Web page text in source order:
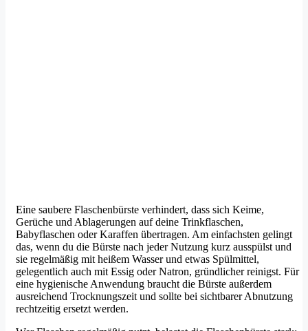
Eine saubere Flaschenbürste verhindert, dass sich Keime,
Gerüche und Ablagerungen auf deine Trinkflaschen,
Babyflaschen oder Karaffen übertragen. Am einfachsten gelingt
das, wenn du die Bürste nach jeder Nutzung kurz ausspülst und
sie regelmäßig mit heißem Wasser und etwas Spülmittel,
gelegentlich auch mit Essig oder Natron, gründlicher reinigst. Für
eine hygienische Anwendung braucht die Bürste außerdem
ausreichend Trocknungszeit und sollte bei sichtbarer Abnutzung
rechtzeitig ersetzt werden.